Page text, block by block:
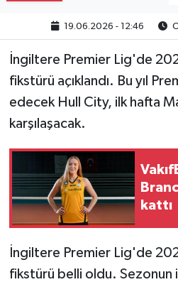
19.06.2026 - 12:46
İngiltere Premier Lig'de
fikstürü açıklandı. Bu yıl
edecek Hull City, ilk hafta
karşılaşacak.
kattı
İngiltere Premier Lig'de
fikstürü belli oldu. Sezonun